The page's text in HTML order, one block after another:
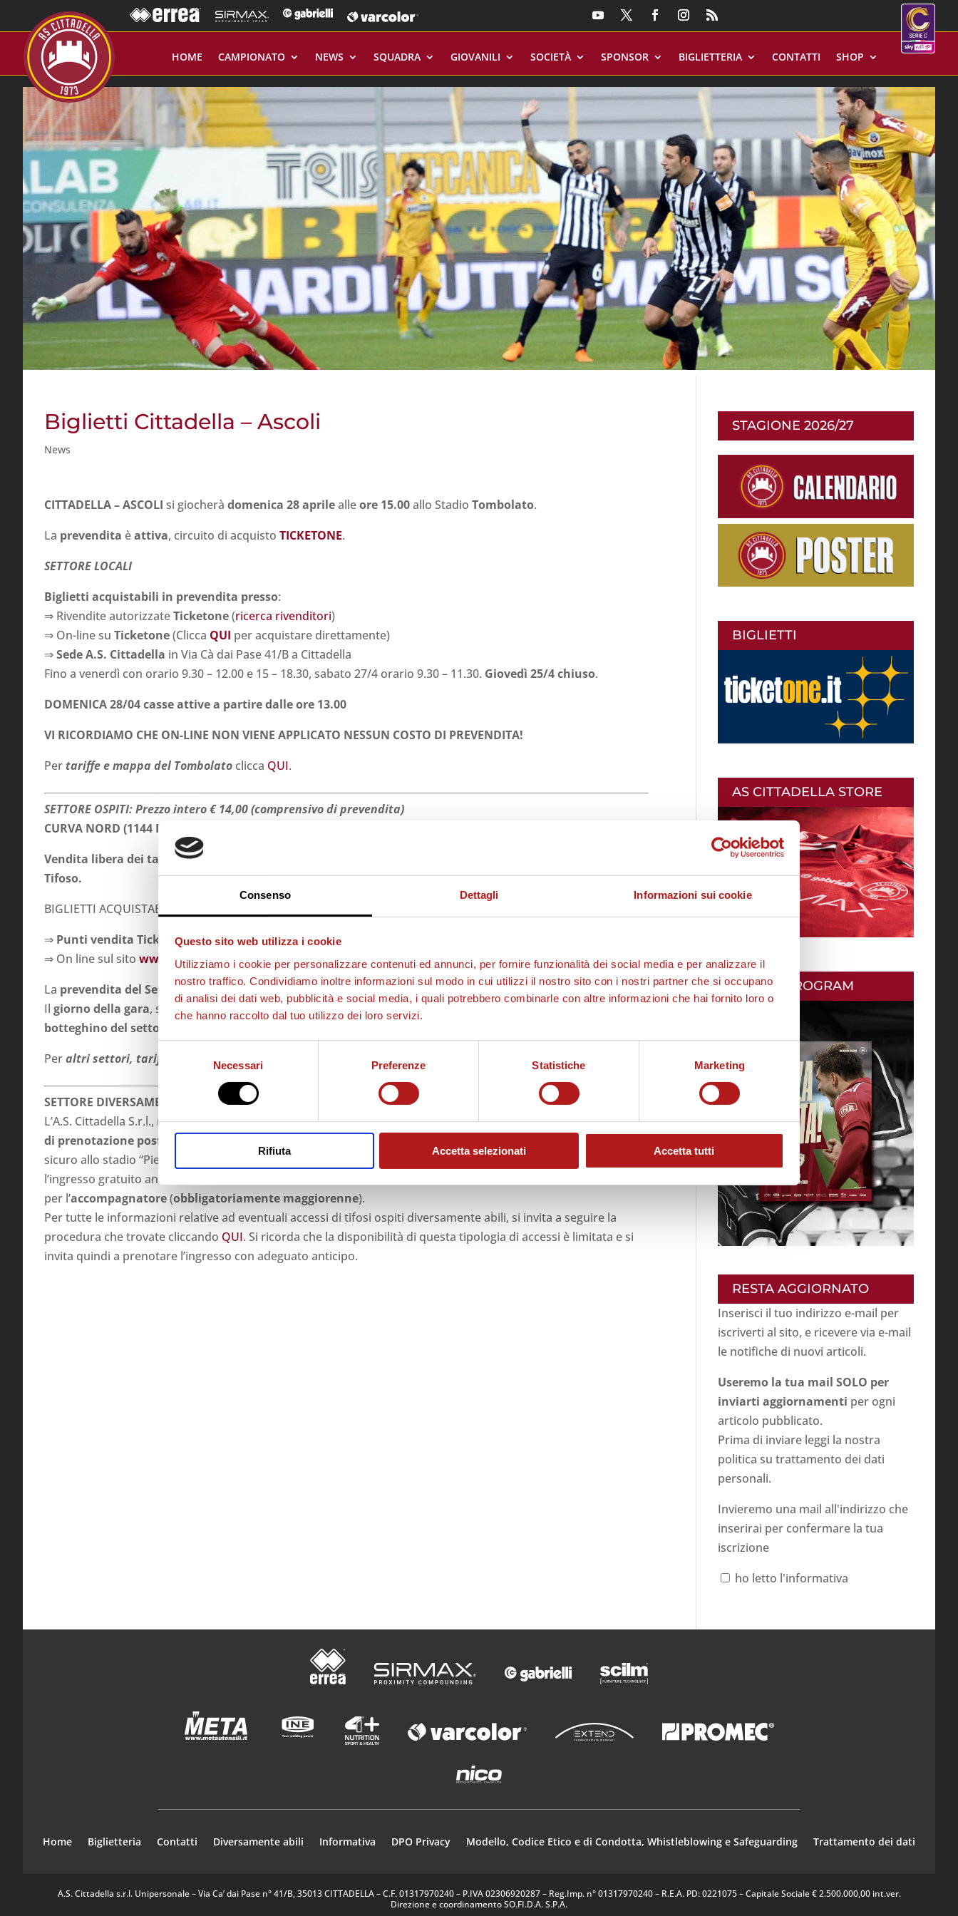
Consenso Dettagli Informazioni sui cookie
Questo sito web utilizza i cookie
Utilizziamo i cookie per personalizzare contenuti ed annunci, per fornire funzionalità dei social media e per analizzare il
nostro traffico. Condividiamo inoltre informazioni sul modo in cui utilizzi il nostro sito con i nostri partner che si occupano
di analisi dei dati web, pubblicità e social media, i quali potrebbero combinarle con altre informazioni che hai fornito loro o
che hanno raccolto dal tuo utilizzo dei loro servizi.
del
Necessari Preferenze Statistiche Marketing
Rifiuta Accetta selezionati Accetta tutti
HOME CAMPIONATO NEWS SQUADRA GIOVANILI SOCIETÀ SPONSOR BIGLIETTERIA CONTATTI SHOP
Biglietti Cittadella – Ascoli
News
CITTADELLA – ASCOLI si giocherà domenica 28 aprilealleore 15.00allo Stadio Tombolato.
La prevendita èattiva, circuito di acquisto TICKETONE.
SETTORE LOCALI
Biglietti acquistabili in prevendita presso:
⇒ Rivendite autorizzateTicketone(ricerca rivenditori)
⇒ On-line su Ticketone(Clicca QUI per acquistare direttamente)
⇒Sede A.S. Cittadella in Via Cà dai Pase 41/B a Cittadella
Fino a venerdì con orario 9.30 – 12.00 e 15 – 18.30, sabato 27/4 orario 9.30 – 11.30. Giovedì 25/4 chiuso.
DOMENICA 28/04 casse attive a partire dalle ore 13.00
VI RICORDIAMO CHE ON-LINE NON VIENE APPLICATO NESSUN COSTO DI PREVENDITA!
Per tariffe e mappa del Tombolato clicca QUI.
SETTORE OSPITI: Prezzo intero € 14,00 (comprensivo di prevendita)
CURVA NORD (1144 Posti scoperti)
Vendita libera dei tagliandi del settore ospiti, senza quindi nessun obbligo di possesso della Tessera del
Tifoso.
BIGLIETTI ACQUISTABILI PRESSO:
⇒ Punti vendita Ticketonedi tutta Italia (ricerca rivenditori
⇒ On line sul sito www.sport.ticketone.it (CliccaQUIper la gara).
La prevendita del Settore Ospiti chiude SABATO 27 APRILE alle ore 19.00, come da disposizione Ministeriale.
Il giorno della gara, sempre in accordo con quanto deliberato dalle Autorità Competenti in materia,
botteghino del settore ospiti rimarrà chiuso
Peraltri settori, tariffe e mappa del Tombolato
SETTORE DIVERSAMENTE ABILI
L’A.S. Cittadella S.r.l., nel rispetto delle normative previste dal D.M. 06/06/2005,ha istituito un servizio gratuito
di prenotazione posti per le persone diversamente abili
che consentirà di rendere l’ingresso più agevole e
sicuro allo stadio “Pier Cesare Tombolato”. Se la persona diversamente abile necessita di assistenza è previsto
l’ingresso gratuito anche
per l’accompagnatore(obbligatoriamente maggiorenne).
Per tutte le informazioni relative ad eventuali accessi di tifosi ospiti diversamente abili, si invita a seguire la
procedura che trovate cliccando QUI. Si ricorda che la disponibilità di questa tipologia di accessi è limitata e si
invita quindi a prenotare l’ingresso con adeguato anticipo.
STAGIONE 2026/27
BIGLIETTI
AS CITTADELLA STORE
MATCH PROGRAM
RESTA AGGIORNATO
Inserisci il tuo indirizzo e-mail per
iscriverti al sito, e ricevere via e-mail
le notifiche di nuovi articoli.
Useremo la tua mail SOLO per
inviarti aggiornamenti per ogni
articolo pubblicato.
Prima di inviare leggi la nostra
politica su trattamento dei dati
personali.
Invieremo una mail all'indirizzo che
inserirai per confermare la tua
iscrizione
ho letto l'informativa
Home Biglietteria Contatti Diversamente abili Informativa DPO Privacy Modello, Codice Etico e di Condotta, Whistleblowing e Safeguarding Trattamento dei dati
A.S. Cittadella s.r.l. Unipersonale – Via Ca’ dai Pase n° 41/B, 35013 CITTADELLA – C.F. 01317970240 – P.IVA 02306920287 – Reg.Imp. n° 01317970240 – R.E.A. PD: 0221075 – Capitale Sociale € 2.500.000,00 int.ver.
Direzione e coordinamento SO.FI.D.A. S.P.A.